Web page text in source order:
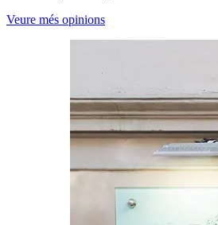
Veure més opinions